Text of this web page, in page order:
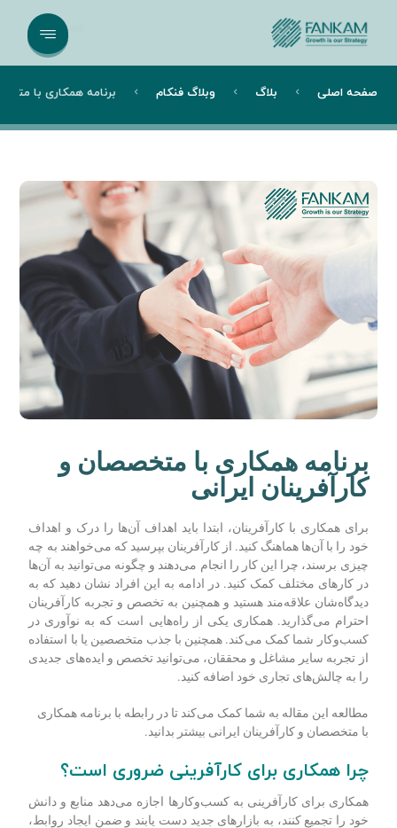
صفحه اصلی بلاگ وبلاگ فنکام برنامه همکاری با
برنامه همکاری با متخصصان و
کارآفرینان ایرانی
برای همکاری با کارآفرینان، ابتدا باید اهداف آن‌ها را درک و اهداف
خود را با آن‌ها هماهنگ کنید. از کارآفرینان بپرسید که می‌خواهند به چه
چیزی برسند، چرا این کار را انجام می‌دهند و چگونه می‌توانید به آن‌ها
در کارهای مختلف کمک کنید. در ادامه به این افراد نشان دهید که به
دیدگاه‌شان علاقه‌مند هستید و همچنین به تخصص و تجربه کارآفرینان
احترام می‌گذارید. همکاری یکی از راه‌هایی است که به نوآوری در
کسب‌وکار شما کمک می‌کند. همچنین با جذب متخصصین یا با استفاده
از تجربه سایر مشاغل و محققان، می‌توانید تخصص و ایده‌های جدیدی
را به چالش‌های تجاری خود اضافه کنید.
مطالعه این مقاله به شما کمک می‌کند تا در رابطه با برنامه همکاری
با متخصصان و کارآفرینان ایرانی بیشتر بدانید.
چرا همکاری برای کارآفرینی ضروری است؟
همکاری برای کارآفرینی به کسب‌وکارها اجازه می‌دهد منابع و دانش
خود را تجمیع کنند، به بازارهای جدید دست یابند و ضمن ایجاد روابط،